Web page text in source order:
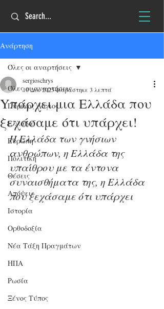
Ανάρτηση
Όλες οι αναρτήσεις
Πύρινος Λόγιος
Ελλάδα
Ευρώπη
Πολιτική
Θέσεις
Απόψεις
Ιστορία
Ορθοδοξία
Νέα Τάξη Πραγμάτων
ΗΠΑ
Ρωσία
Ξένος Τύπος
Όλες οι αναρτήσεις
Yπάρχει μια Ελλάδα που
ξεχάσαμε ότι υπάρχει!
sergioschrys
10 Δεκ 2025διαβάστηκε 3 λεπτά
H Eλλάδα των γνήσιων
ανθρώπων, η Ελλάδα της
υπαίθρου με τα έντονα
συναισθήματα της, η Ελλάδα
που ξεχάσαμε ότι υπάρχει